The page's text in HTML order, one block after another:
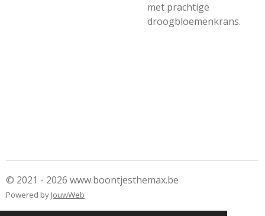
met prachtige
droogbloemenkrans.
© 2021 - 2026 www.boontjesthemax.be
Powered by JouwWeb